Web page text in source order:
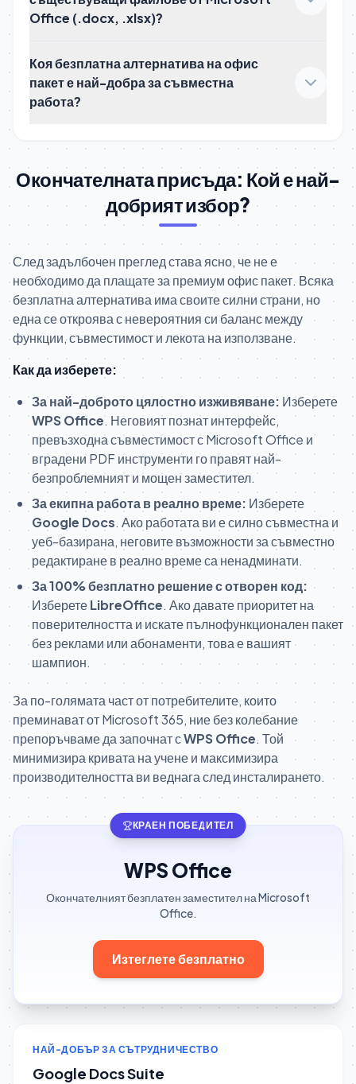
Office (.docx, .xlsx)?
Коя безплатна алтернатива на офис
пакет е най-добра за съвместна
работа?
Окончателната присъда: Кой е най-
добрият избор?
След задълбочен преглед става ясно, че не е
необходимо да плащате за премиум офис пакет. Всяка
безплатна алтернатива има своите силни страни, но
една се откроява с невероятния си баланс между
функции, съвместимост и лекота на използване.
Как да изберете:
За най-доброто цялостно изживяване: Изберете
WPS Office. Неговият познат интерфейс,
превъзходна съвместимост с Microsoft Office и
вградени PDF инструменти го правят най-
безпроблемният и мощен заместител.
За екипна работа в реално време: Изберете
Google Docs. Ако работата ви е силно съвместна и
уеб-базирана, неговите възможности за съвместно
редактиране в реално време са ненадминати.
За 100% безплатно решение с отворен код:
ИзберетеLibreOffice. Ако давате приоритет на
поверителността и искате пълнофункционален пакет
без реклами или абонаменти, това е вашият
шампион.
За по-голямата част от потребителите, които
преминават от Microsoft 365, ние без колебание
препоръчваме да започнат сWPS Office. Той
минимизира кривата на учене и максимизира
производителността ви веднага след инсталирането.
НАЙ-ДОБЪР ЗА СЪТРУДНИЧЕСТВО
Google Docs Suite
КРАЕН ПОБЕДИТЕЛ
WPS Office
Окончателният безплатен заместител на Microsoft
Office.
Изтеглете безплатно